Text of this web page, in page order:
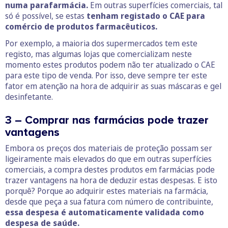
numa parafarmácia. Em outras superfícies comerciais, tal
só é possível, se estas tenham registado o CAE para
comércio de produtos farmacêuticos.
Por exemplo, a maioria dos supermercados tem este
registo, mas algumas lojas que comercializam neste
momento estes produtos podem não ter atualizado o CAE
para este tipo de venda. Por isso, deve sempre ter este
fator em atenção na hora de adquirir as suas máscaras e gel
desinfetante.
3 – Comprar nas farmácias pode trazer
vantagens
Embora os preços dos materiais de proteção possam ser
ligeiramente mais elevados do que em outras superfícies
comerciais, a compra destes produtos em farmácias pode
trazer vantagens na hora de deduzir estas despesas. E isto
porquê? Porque ao adquirir estes materiais na farmácia,
desde que peça a sua fatura com número de contribuinte,
essa despesa é automaticamente validada como
despesa de saúde.